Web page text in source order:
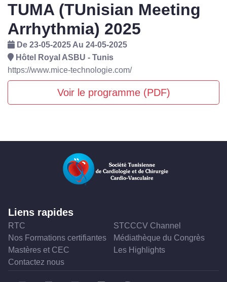
TUMA (TUnisian Meeting
Arrhythmia) 2025
De 23-05-2025 Au 24-05-2025
Hôtel Royal ASBU - Tunis
https://www.mice-technologie.com/
Voir le programme (PDF)
Liens rapides
RTC
STCCCV Channel
Nos Formations certifiantes
Médiathèque du Congrès
Mastères et CEC
Les Highlights
Contactez nous